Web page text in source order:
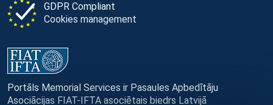
GDPR Compliant
Cookies management
Portāls Memorial Services ir Pasaules Apbedītāju
Asociācijas FIAT-IFTA asociētais biedrs Latvijā